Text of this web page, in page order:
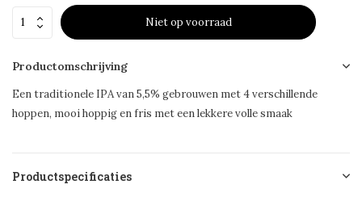
Niet op voorraad
Productomschrijving
Een traditionele IPA van 5,5% gebrouwen met 4 verschillende
hoppen, mooi hoppig en fris met een lekkere volle smaak
Productspecificaties